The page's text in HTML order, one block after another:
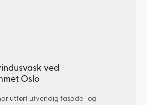
ved
Oslo
utført utvendig fasade- og